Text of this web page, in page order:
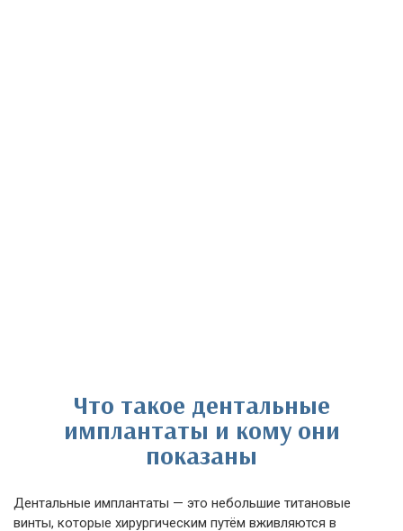
Что такое дентальные
имплантаты и кому они
показаны
Дентальные имплантаты — это небольшие титановые
винты, которые хирургическим путём вживляются в